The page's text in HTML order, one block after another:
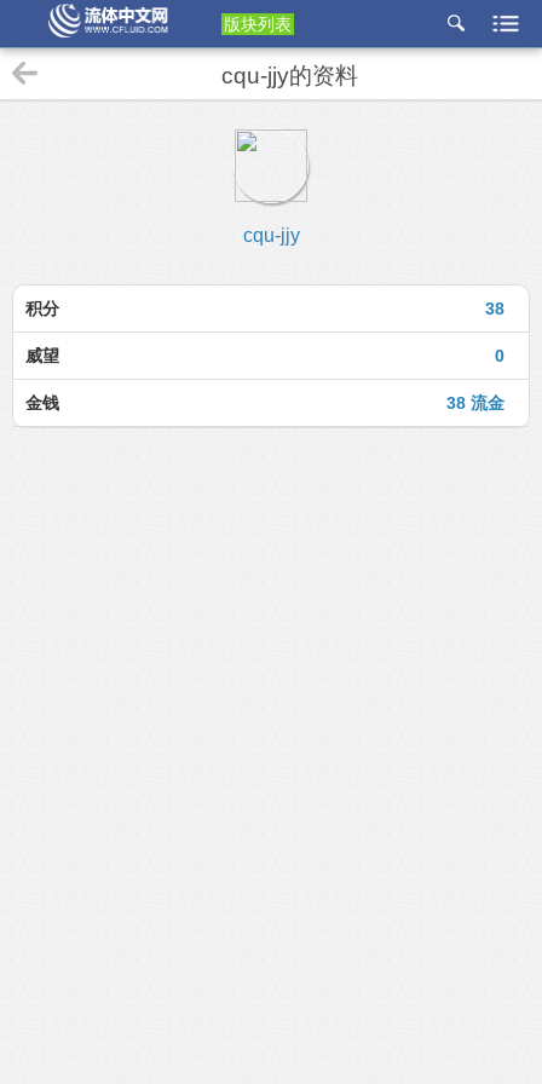
版块列表
etu
cqu-jjy的资料
cqu-jjy
38
积分
0
威望
38 流金
金钱